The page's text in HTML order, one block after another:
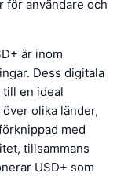
användare och
är inom
Dess digitala
en ideal
olika länder,
med
tillsammans
USD+ som